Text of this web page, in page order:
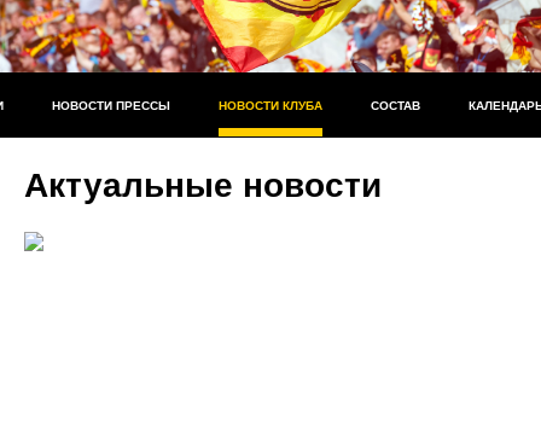
НОВОСТИ ПРЕССЫ НОВОСТИ КЛУБА СОСТАВ
Актуальные новости